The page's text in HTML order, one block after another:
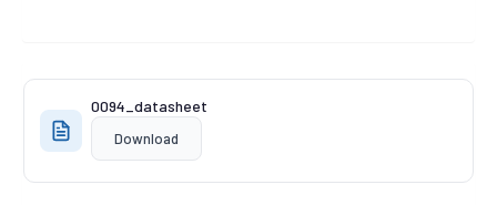
0094_datasheet
Download